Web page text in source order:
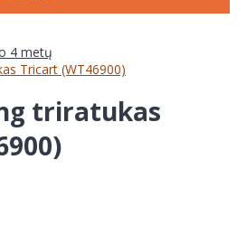
4 metų
Tricart (WT46900)
triratukas